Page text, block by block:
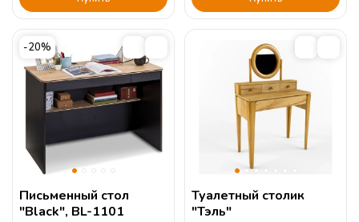
-20%
Письменный стол
"Black", BL-1101
Туалетный столик
"Тэль"